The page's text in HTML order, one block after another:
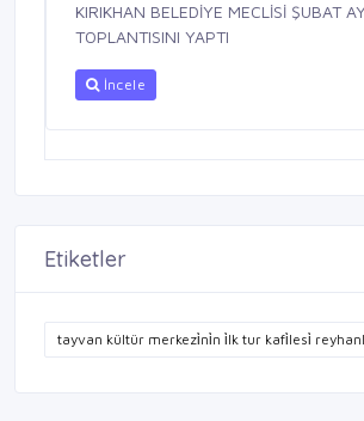
KIRIKHAN BELEDİYE MECLİSİ ŞUBAT
TOPLANTISINI YAPTI
İncele
Etiketler
tayvan kültür merkezi̇ni̇n i̇lk tur kafi̇lesi̇